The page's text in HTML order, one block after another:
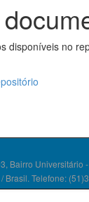
disponíveis no
Bairro Universitário
Brasil. Telefone: